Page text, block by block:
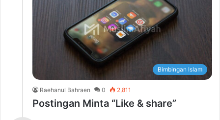
Bimbingan Islam
Raehanul Bahraen 0 2,811
Postingan Minta “Like & share”